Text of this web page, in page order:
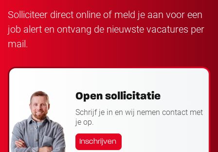
Solliciteer direct online of meld je aan voor een
job alert en ontvang de nieuwste vacatures per
mail.
Open sollicitatie
Schrijf je in en wij nemen contact met
je op.
Inschrijven